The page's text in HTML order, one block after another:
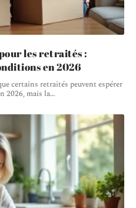
les retraités :
en 2026
certains retraités peuvent espérer
2026, mais la…